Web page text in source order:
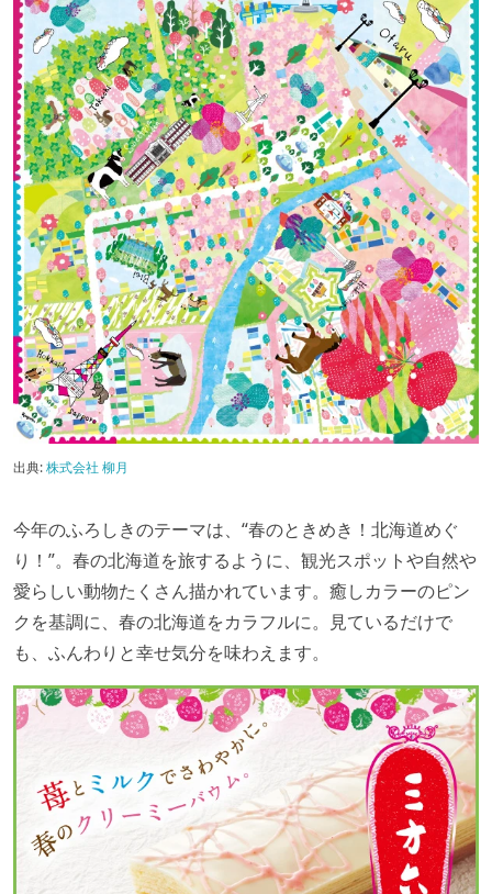
出典:株式会社 柳月
今年のふろしきのテーマは、“春のときめき！北海道めぐ
り！”。春の北海道を旅するように、観光スポットや自然や
愛らしい動物たくさん描かれています。癒しカラーのピン
クを基調に、春の北海道をカラフルに。見ているだけで
も、ふんわりと幸せ気分を味わえます。